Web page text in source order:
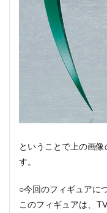
ということで上の画
す。
○今回のフィギュアに
このフィギュアは、